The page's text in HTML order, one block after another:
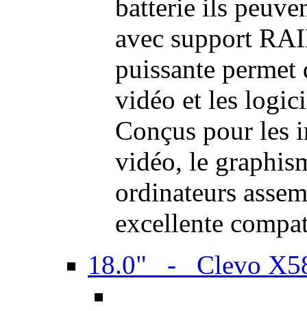
batterie ils
avec support
puissante permet
vidéo et les
Conçus pour les
vidéo, le
ordinateurs
excellente
18.0" - Clevo